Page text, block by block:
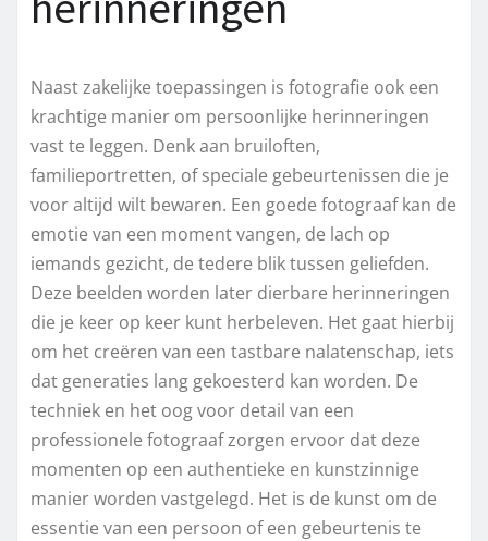
Naast zakelijke toepassingen is fotografie ook een
krachtige manier om persoonlijke herinneringen
vast te leggen. Denk aan bruiloften,
familieportretten, of speciale gebeurtenissen die je
voor altijd wilt bewaren. Een goede fotograaf kan de
emotie van een moment vangen, de lach op
iemands gezicht, de tedere blik tussen geliefden.
Deze beelden worden later dierbare herinneringen
die je keer op keer kunt herbeleven. Het gaat hierbij
om het creëren van een tastbare nalatenschap, iets
dat generaties lang gekoesterd kan worden. De
techniek en het oog voor detail van een
professionele fotograaf zorgen ervoor dat deze
momenten op een authentieke en kunstzinnige
manier worden vastgelegd. Het is de kunst om de
essentie van een persoon of een gebeurtenis te